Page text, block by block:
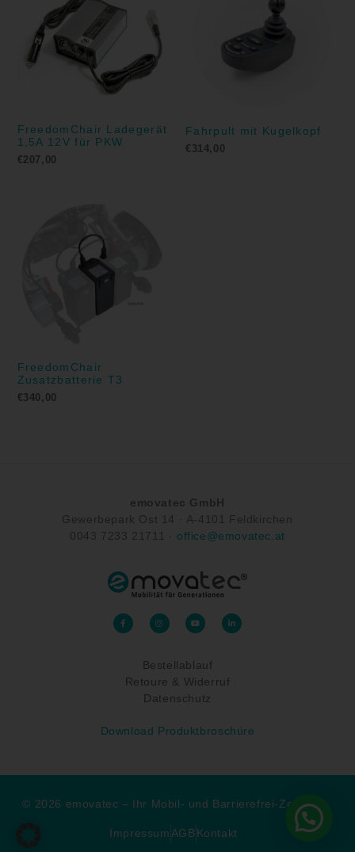
FreedomChair Ladegerät
1,5A 12V für PKW
€207,00
Fahrpult mit Kugelkopf
€ 314,00
FreedomChair
Zusatzbatterie T3
€340,00
emovatec GmbH
Gewerbepark Ost 14 · A-4101 Feldkirchen
0043 7233 21711 · office@emovatec.at
F
a
c
I
n
s
r
a
m
Y
o
u
e
L
i
n
Bestellablauf
Retoure & Widerruf
Datenschutz
Download Produktbroschüre
© 2026 emovatec – Ihr Mobil- und Barrierefrei-Zentrum
ImpressumAGBKontakt